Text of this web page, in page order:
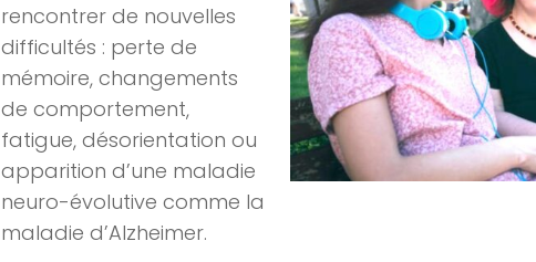
rencontrer de nouvelles
difficultés : perte de
mémoire, changements
de comportement,
fatigue, désorientation ou
apparition d’une maladie
neuro-évolutive comme la
maladie d’Alzheimer.